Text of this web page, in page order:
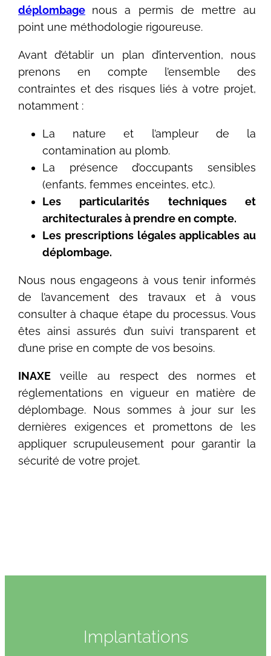
déplombage nous a permis de mettre au
point une méthodologie rigoureuse.
Avant d’établir un plan d’intervention, nous
prenons en compte l’ensemble des
contraintes et des risques liés à votre projet,
notamment :
La nature et l’ampleur de la
contamination au plomb.
La présence d’occupants sensibles
(enfants, femmes enceintes, etc.).
Les particularités techniques et
architecturales à prendre en compte.
Les prescriptions légales applicables au
déplombage.
Nous nous engageons à vous tenir informés
de l’avancement des travaux et à vous
consulter à chaque étape du processus. Vous
êtes ainsi assurés d’un suivi transparent et
d’une prise en compte de vos besoins.
INAXEveille au respect des normes et
réglementations en vigueur en matière de
déplombage. Nous sommes à jour sur les
dernières exigences et promettons de les
appliquer scrupuleusement pour garantir la
sécurité de votre projet.
Implantations